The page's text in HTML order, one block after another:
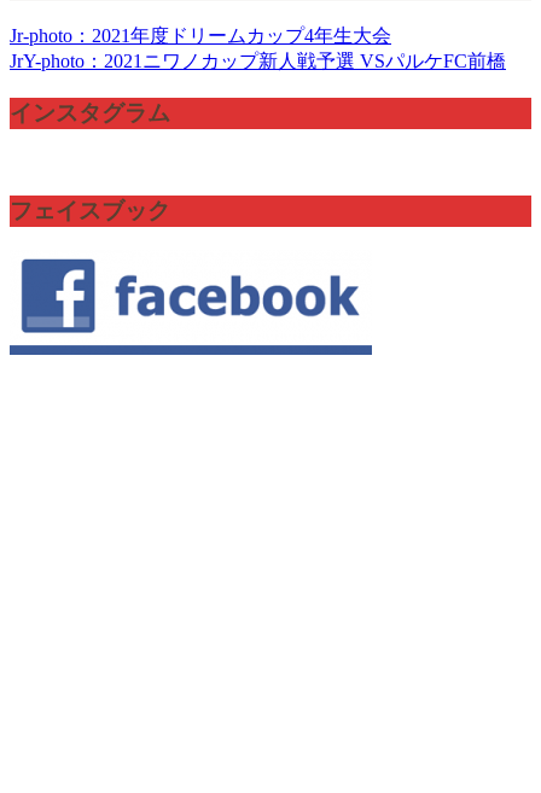
Jr-photo：2021年度ドリームカップ4年生大会
JrY-photo：2021ニワノカップ新人戦予選 VSパルケFC前橋
インスタグラム
フェイスブック